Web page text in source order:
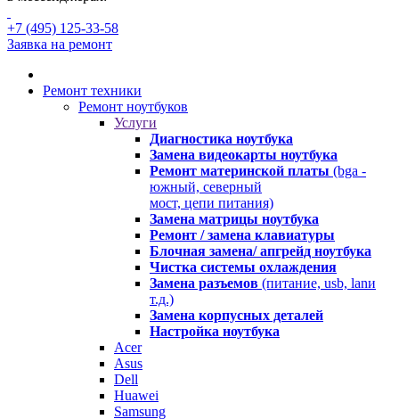
+7 (495) 125-33-58
Заявка на ремонт
Ремонт техники
Ремонт ноутбуков
Услуги
Диагностика ноутбука
Замена видеокарты ноутбука
Ремонт материнской платы (bga -
южный, северный
мост, цепи питания)
Замена матрицы ноутбука
Ремонт / замена клавиатуры
Блочная замена/ апгрейд ноутбука
Чистка системы охлаждения
Замена разъемов (питание, usb, lanи
т.д.)
Замена корпусных деталей
Настройка ноутбука
Acer
Asus
Dell
Huawei
Samsung